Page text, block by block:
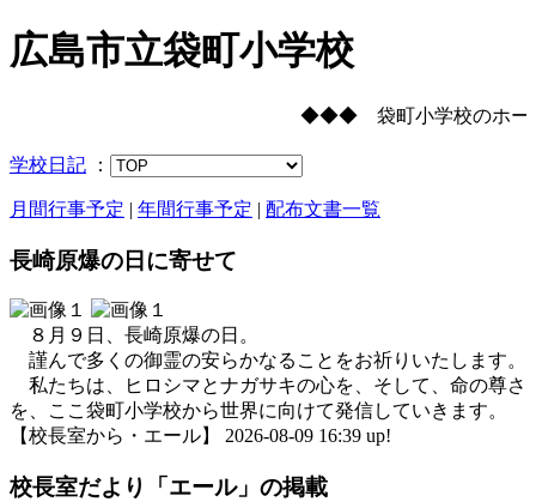
広島市立袋町小学校
◆◆◆ 袋町小学校のホー
学校日記 ：
月間行事予定 | 年間行事予定 | 配布文書一覧
長崎原爆の日に寄せて
８月９日、長崎原爆の日。
謹んで多くの御霊の安らかなることをお祈りいたします。
私たちは、ヒロシマとナガサキの心を、そして、命の尊さ
を、ここ袋町小学校から世界に向けて発信していきます。
【校長室から・エール】 2026-08-09 16:39 up!
校長室だより「エール」の掲載